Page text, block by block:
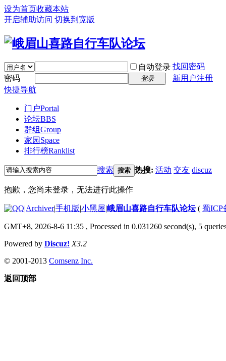
设为首页收藏本站
开启辅助访问 切换到宽版
自动登录 找回密码
密码
登录
新用户注册
快捷导航
门户Portal
论坛BBS
群组Group
家园 Space
排行榜Ranklist
搜索 搜索 热搜: 活动 交友 discuz
抱歉，您尚未登录，无法进行此操作
|Archiver|手机版|小黑屋|峨眉山喜路自行车队论坛( 蜀ICP
GMT+8, 2026-8-6 11:35 , Processed in 0.031260 second(s), 5
Powered by Discuz! X3.2
© 2001-2013 Comsenz Inc.
返回顶部